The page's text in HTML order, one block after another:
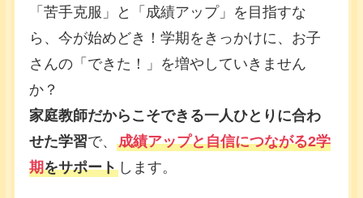
「苦手克服」と「成績アップ」を目指すな
ら、今が始めどき！学期をきっかけに、お子
さんの「できた！」を増やしていきません
か？
家庭教師だからこそできる一人ひとりに合わ
せた学習で、 成績アップと自信につながる2学
期をサポートします。